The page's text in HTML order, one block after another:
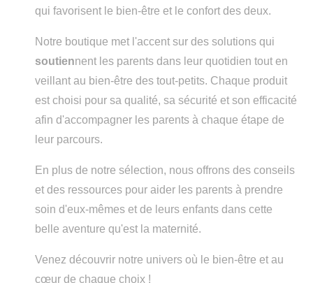
qui favorisent le bien-être et le confort des deux.
Notre boutique met l'accent sur des solutions qui
soutiennent les parents dans leur quotidien tout en
veillant au bien-être des tout-petits. Chaque produit
est choisi pour sa qualité, sa sécurité et son efficacité
afin d'accompagner les parents à chaque étape de
leur parcours.
En plus de notre sélection, nous offrons des conseils
et des ressources pour aider les parents à prendre
soin d'eux-mêmes et de leurs enfants dans cette
belle aventure qu'est la maternité.
Venez découvrir notre univers où le bien-être et au
cœur de chaque choix !